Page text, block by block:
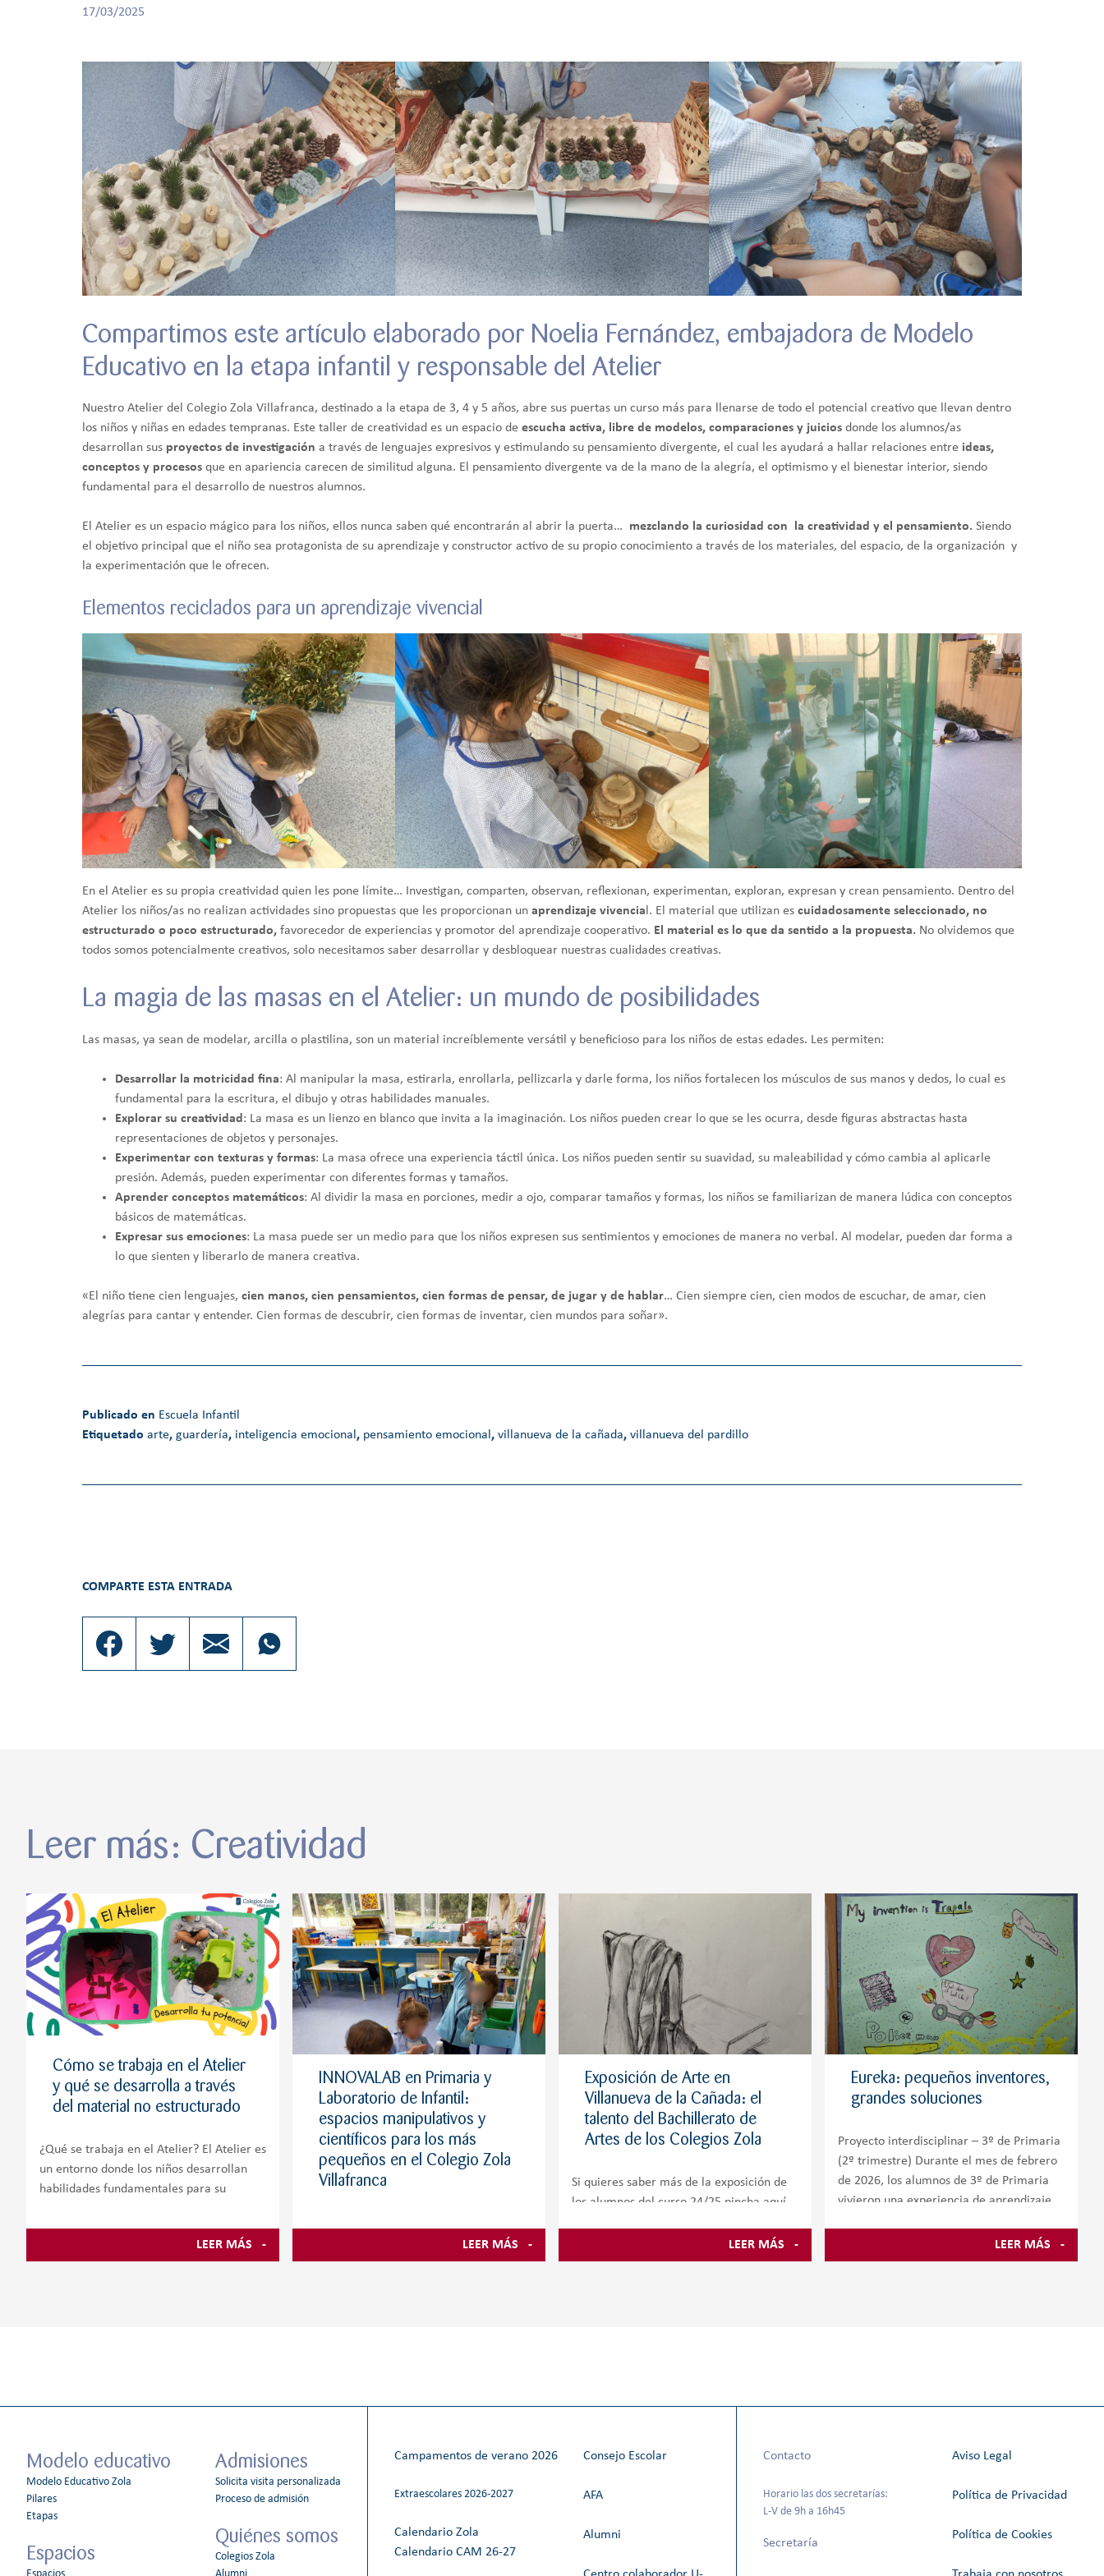
17/03/2025
Compartimos este artículo elaborado por Noelia Fernández, embajadora de Modelo
Educativo en la etapa infantil y responsable del Atelier
Nuestro Atelier del Colegio Zola Villafranca, destinado a la etapa de 3, 4 y 5 años, abre sus puertas un curso más para llenarse de todo el potencial creativo que llevan dentro
los niños y niñas en edades tempranas. Este taller de creatividad es un espacio de escucha activa, libre de modelos, comparaciones y juicios donde los alumnos/as
desarrollan sus proyectos de investigación a través de lenguajes expresivos y estimulando su pensamiento divergente, el cual les ayudará a hallar relaciones entre ideas,
conceptos y procesos que en apariencia carecen de similitud alguna. El pensamiento divergente va de la mano de la alegría, el optimismo y el bienestar interior, siendo
fundamental para el desarrollo de nuestros alumnos.
El Atelier es un espacio mágico para los niños, ellos nunca saben qué encontrarán al abrir la puerta… mezclando la curiosidad con la creatividad y el pensamiento. Siendo
el objetivo principal que el niño sea protagonista de su aprendizaje y constructor activo de su propio conocimiento a través de los materiales, del espacio, de la organización y
la experimentación que le ofrecen.
Elementos reciclados para un aprendizaje vivencial
En el Atelier es su propia creatividad quien les pone límite… Investigan, comparten, observan, reflexionan, experimentan, exploran, expresan y crean pensamiento. Dentro del
Atelier los niños/as no realizan actividades sino propuestas que les proporcionan un aprendizaje vivencia l. El material que utilizan es cuidadosamente seleccionado, no
estructurado o poco estructurado, favorecedor de experiencias y promotor del aprendizaje cooperativo. El material es lo que da sentido a la propuesta. No olvidemos que
todos somos potencialmente creativos, solo necesitamos saber desarrollar y desbloquear nuestras cualidades creativas.
La magia de las masas en el Atelier: un mundo de posibilidades
Las masas, ya sean de modelar, arcilla o plastilina, son un material increíblemente versátil y beneficioso para los niños de estas edades. Les permiten:
Desarrollar la motricidad fina: Al manipular la masa, estirarla, enrollarla, pellizcarla y darle forma, los niños fortalecen los músculos de sus manos y dedos, lo cual es
fundamental para la escritura, el dibujo y otras habilidades manuales.
Explorar su creatividad : La masa es un lienzo en blanco que invita a la imaginación. Los niños pueden crear lo que se les ocurra, desde figuras abstractas hasta
representaciones de objetos y personajes.
Experimentar con texturas y formas: La masa ofrece una experiencia táctil única. Los niños pueden sentir su suavidad, su maleabilidad y cómo cambia al aplicarle
presión. Además, pueden experimentar con diferentes formas y tamaños.
Aprender conceptos matemáticos: Al dividir la masa en porciones, medir a ojo, comparar tamaños y formas, los niños se familiarizan de manera lúdica con conceptos
básicos de matemáticas.
Expresar sus emociones: La masa puede ser un medio para que los niños expresen sus sentimientos y emociones de manera no verbal. Al modelar, pueden dar forma a
lo que sienten y liberarlo de manera creativa.
«El niño tiene cien lenguajes, cien manos, cien pensamientos, cien formas de pensar, de jugar y de hablar… Cien siempre cien, cien modos de escuchar, de amar, cien
alegrías para cantar y entender. Cien formas de descubrir, cien formas de inventar, cien mundos para soñar».
Publicado en Escuela Infantil
Etiquetado arte, guardería, inteligencia emocional , pensamiento emocional , villanueva de la cañada, villanueva del pardillo
COMPARTE ESTA ENTRADA
Leer más: Creatividad
Cómo se trabaja en el Atelier
y qué se desarrolla a través
del material no estructurado
¿Qué se trabaja en el Atelier? El Atelier es
un entorno donde los niños desarrollan
habilidades fundamentales para su
cognitivo. A través de la experimentación
libre, el juego y la exploración deLEER MÁS
INNOVALAB en Primaria y
Laboratorio de Infantil:
espacios manipulativos y
científicos para los más
pequeños en el Colegio Zola
Villafranca
aprendizaje se construye a través de la
experiencia, la curiosidad y la
LEER MÁS
Exposición de Arte en
Villanueva de la Cañada: el
talento del Bachillerato de
Artes de los Colegios Zola
Si quieres saber más de la exposición de
los alumnos del curso 24/25 pincha aquí
los Colegios Zola presentan la exposición
“Identidad y Fortaleza”, una muestra
LEER MÁS
Eureka: pequeños inventores,
grandes soluciones
Proyecto interdisciplinar – 3º de Primaria
(2º trimestre) Durante el mes de febrero
de 2026, los alumnos de 3º de Primaria
vivieron una experiencia de aprendizaje
pequeños inventores, grandes soluciones”,
integrando Social Science, Lengua, English
LEER MÁS
Modelo educativo
Modelo Educativo Zola
Pilares
Etapas
Espacios
Admisiones
Solicita visita personalizada
Proceso de admisión
Quiénes somos
Colegios Zola
Campamentos de verano 2026
Extraescolares 2026-2027
Calendario Zola
Calendario CAM 26-27
Consejo Escolar
AFA
Alumni
Contacto
Horario las dos secretarías:
L-V de 9h a 16h45
Secretaría
Aviso Legal
Política de Privacidad
Política de Cookies